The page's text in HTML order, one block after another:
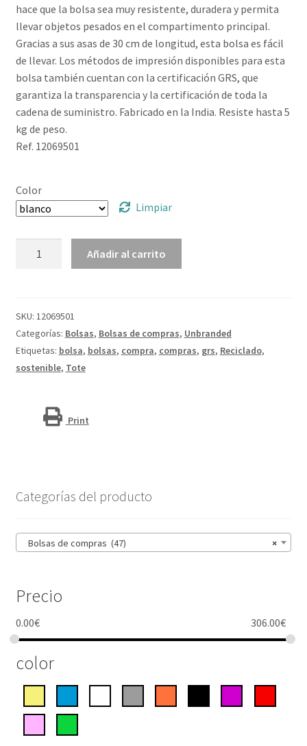
hace que la bolsa sea muy resistente, duradera y permita
llevar objetos pesados en el compartimento principal.
Gracias a sus asas de 30 cm de longitud, esta bolsa es fácil
de llevar. Los métodos de impresión disponibles para esta
bolsa también cuentan con la certificación GRS, que
garantiza la transparencia y la certificación de toda la
cadena de suministro. Fabricado en la India. Resiste hasta 5
kg de peso.
Ref. 12069501
Color
Limpiar
reciclado
GRS
de
140
Añadir al carrito
SKU: 12069501
Categorías: Bolsas, Bolsas de compras, Unbranded
Etiquetas: bolsa, bolsas, compra, compras, grs, Reciclado,
sostenible, Tote
Print
Categorías del producto
×
Bolsas de compras (47)
Precio
0.00€ 306.00€
color